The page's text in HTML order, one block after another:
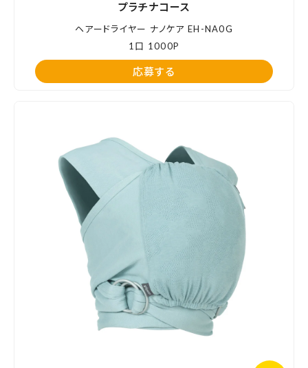
プラチナコース
ヘアードライヤー ナノケア EH-NA0G
1口 1000P
応募する